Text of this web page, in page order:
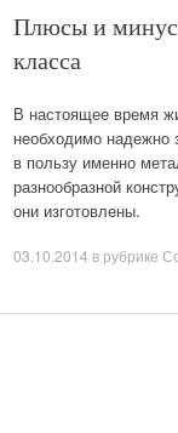
Плюсы и
класса
В настоящее время
необходимо надежно
в пользу именно
разнообразной
они изготовлены.
03.10.2014 в рубрике